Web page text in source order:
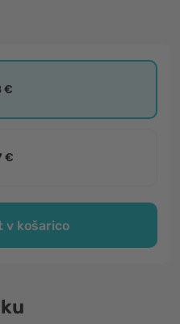
€
€
v košarico